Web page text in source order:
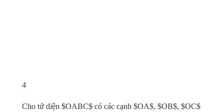
4
Cho tứ diện $OABC$ có các cạnh $OA$, $OB$, $OC$